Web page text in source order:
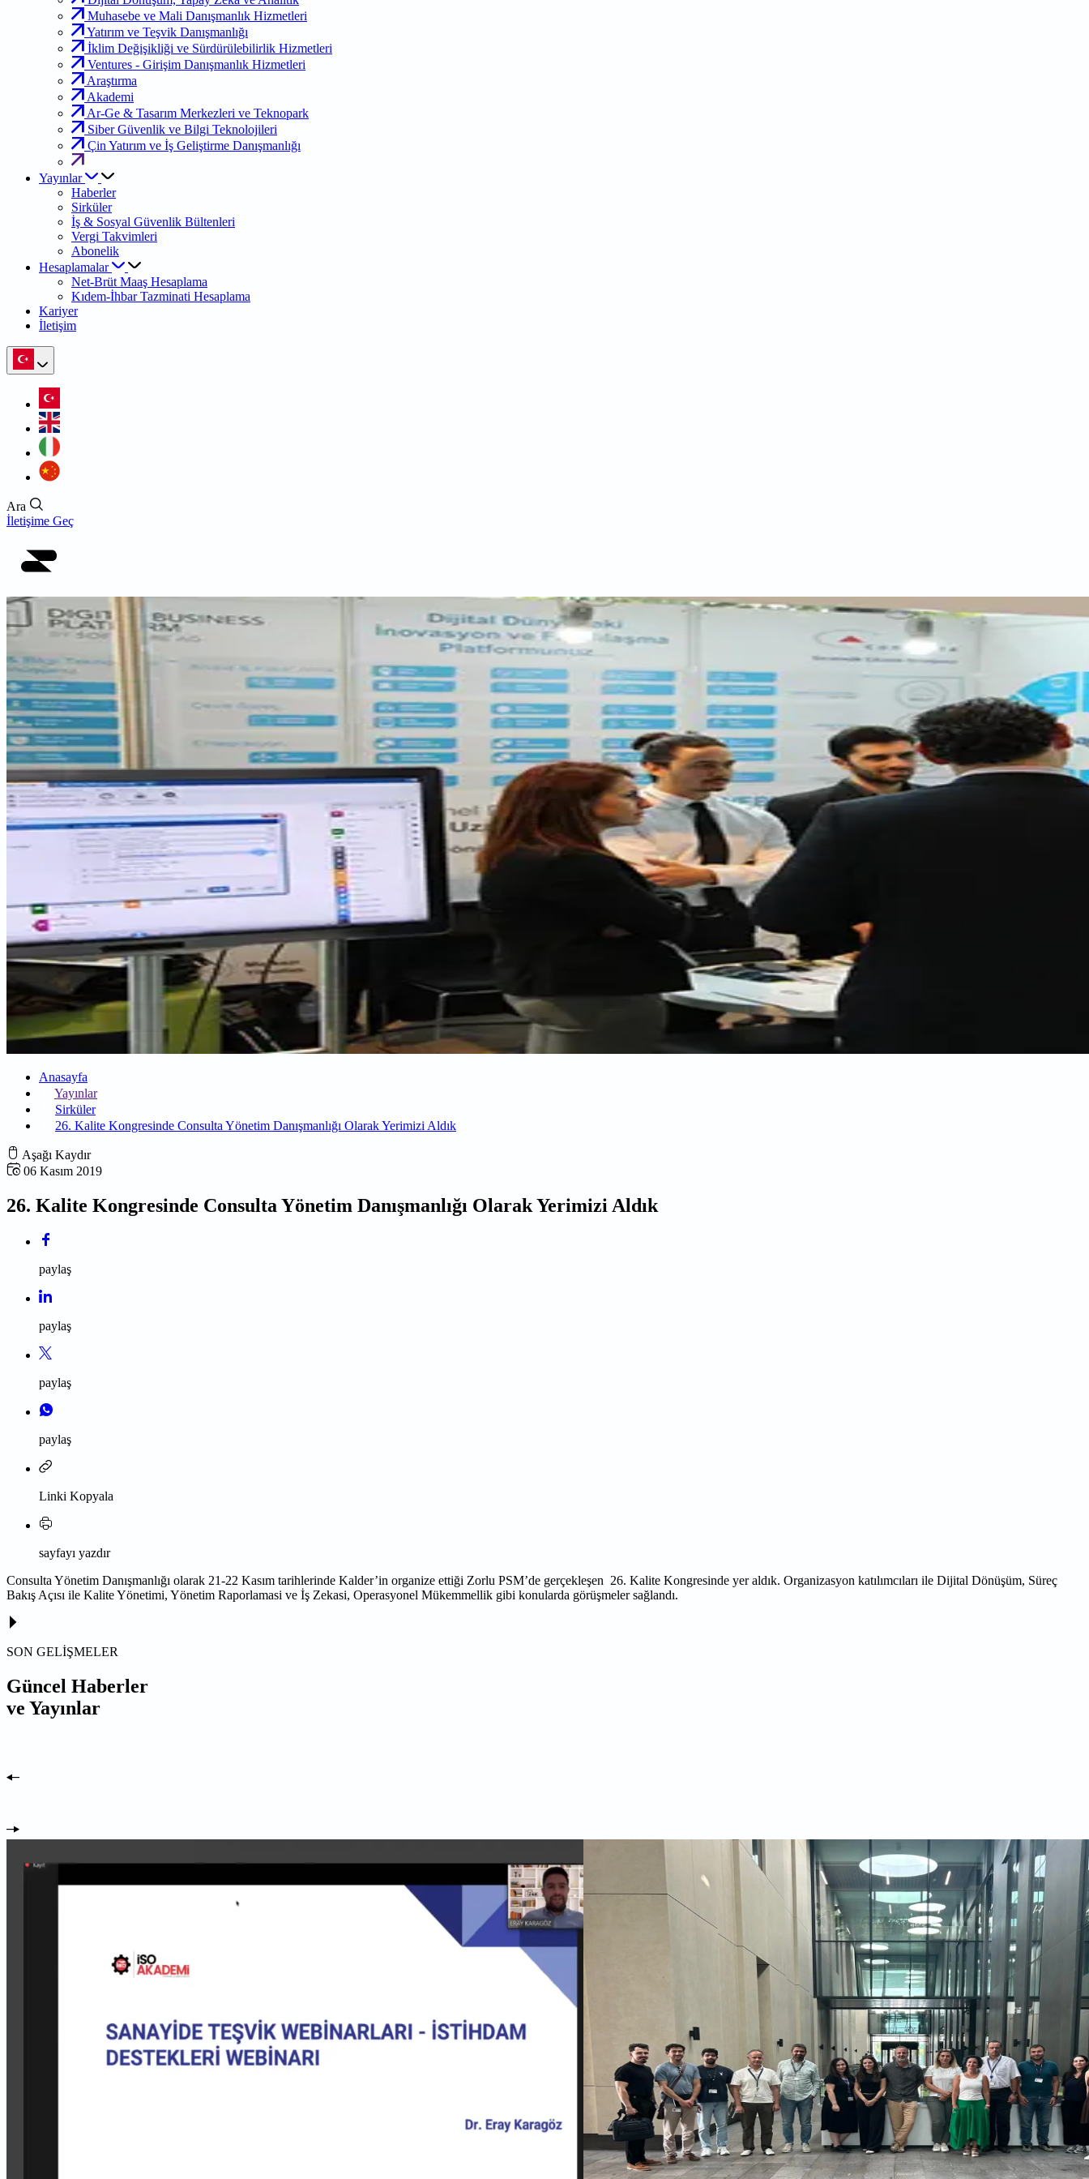
Muhasebe ve Mali Danışmanlık Hizmetleri
Yatırım ve Teşvik Danışmanlığı
İklim Değişikliği ve Sürdürülebilirlik Hizmetleri
Ventures - Girişim Danışmanlık Hizmetleri
Araştırma
Akademi
Ar-Ge & Tasarım Merkezleri ve Teknopark
Siber Güvenlik ve Bilgi Teknolojileri
Çin Yatırım ve İş Geliştirme Danışmanlığı
Yayınlar
Haberler
Sirküler
İş & Sosyal Güvenlik Bültenleri
Vergi Takvimleri
Abonelik
Hesaplamalar
Net-Brüt Maaş Hesaplama
Kıdem-İhbar Tazminati Hesaplama
Kariyer
İletişim
Ara
İletişime Geç
Anasayfa
Yayınlar
Sirküler
26. Kalite Kongresinde Consulta Yönetim Danışmanlığı Olarak Yerimizi Aldık
Aşağı Kaydır
06 Kasım 2019
26. Kalite Kongresinde Consulta Yönetim Danışmanlığı Olarak Yerimizi Aldık
paylaş
paylaş
paylaş
paylaş
Linki Kopyala
sayfayı yazdır
Consulta Yönetim Danışmanlığı olarak 21-22 Kasım tarihlerinde Kalder’in organize ettiği Zorlu PSM’de gerçekleşen 26. Kalite Kongresinde yer aldık. Organizasyon katılımcıları ile Dijital Dönüşüm, Süreç
Bakış Açısı ile Kalite Yönetimi, Yönetim Raporlamasi ve İş Zekasi, Operasyonel Mükemmellik gibi konularda görüşmeler sağlandı.
SON GELİŞMELER
Güncel Haberler
ve Yayınlar